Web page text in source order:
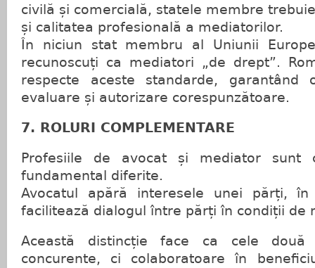
civilă și comercială, statele membre
și calitatea profesională a mediatorilor.
În niciun stat membru al Uniunii
recunoscuți ca mediatori „de drept”.
respecte aceste standarde, garantând
evaluare și autorizare corespunzătoare.
7. ROLURI COMPLEMENTARE
Profesiile de avocat și mediator sunt
fundamental diferite.
Avocatul apără interesele unei părți,
facilitează dialogul între părți în condiții de
Această distincție face ca cele
concurente, ci colaboratoare în